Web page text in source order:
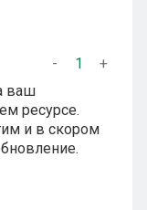
- 1
+
ваш
ресурсе.
и в скором